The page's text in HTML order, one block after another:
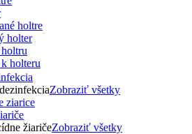
holter
holteru
Zobraziť všetky
žiaričeZobraziť všetky